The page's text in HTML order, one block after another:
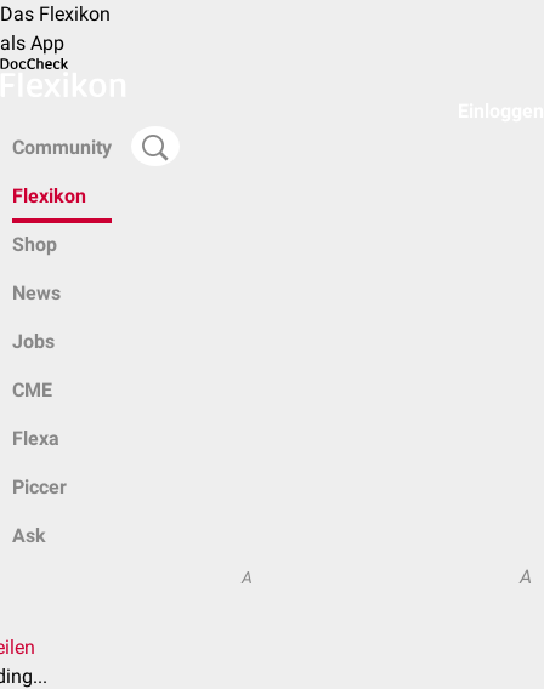
Das Flexikon
als App
Community
Flexikon
Shop
News
Jobs
CME
Flexa
Piccer
Ask
A A